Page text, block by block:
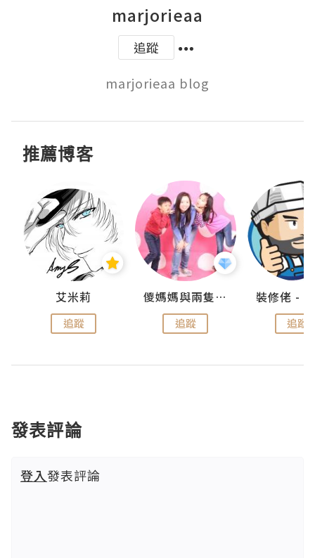
marjorieaa
追蹤
marjorieaa blog
推薦博客
艾米莉
追蹤
儍媽媽與兩隻小魔怪之家
追蹤 追蹤
發表評論
登入發表評論